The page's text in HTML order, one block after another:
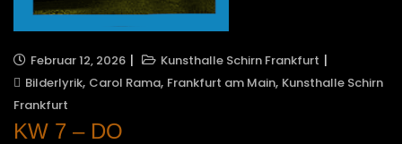
Februar 12, 2026
Kunsthalle Schirn Frankfurt
Bilderlyrik, Carol Rama, Frankfurt am Main, Kunsthalle Schirn
Frankfurt
KW 7 – DO